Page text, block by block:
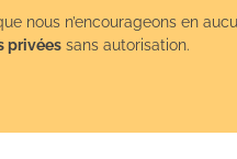
nous n’encourageons en
privéessans autorisation.